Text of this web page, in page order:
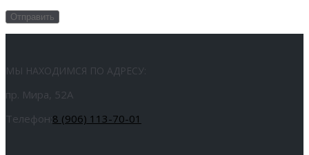
МЫ НАХОДИМСЯ ПО АДРЕСУ:
пр. Мира, 52А
Телефон:8 (906) 113-70-01